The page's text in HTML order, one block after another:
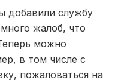
добавили службу
жалоб, что
можно
в том числе с
пожаловаться на